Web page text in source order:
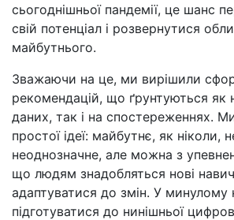
сьогоднішньої пандемії, це шанс
свій потенціал і розвернутися
майбутнього.
Зважаючи на це, ми вирішили
рекомендацій, що ґрунтуються як
даних, так і на спостереженнях.
простої ідеї: майбутнє, як ніколи,
неоднозначне, але можна з
що людям знадобляться нові
адаптуватися до змін. У
підготуватися до нинішньої